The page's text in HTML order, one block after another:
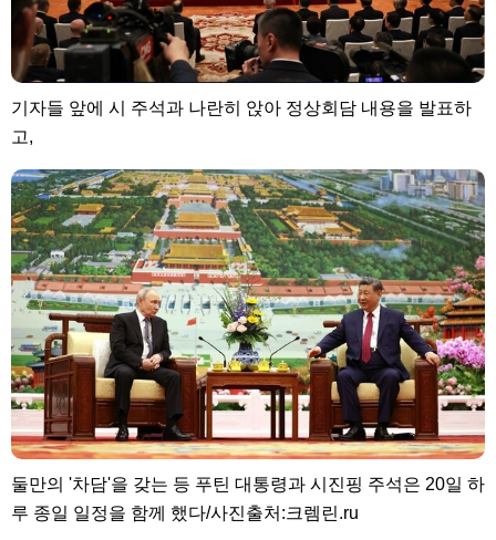
기자들 앞에 시 주석과 나란히 앉아 정상회담 내용을 발표하
고,
둘만의 '차담'을 갖는 등 푸틴 대통령과 시진핑 주석은 20일 하
루 종일 일정을 함께 했다/사진출처:크렘린.ru